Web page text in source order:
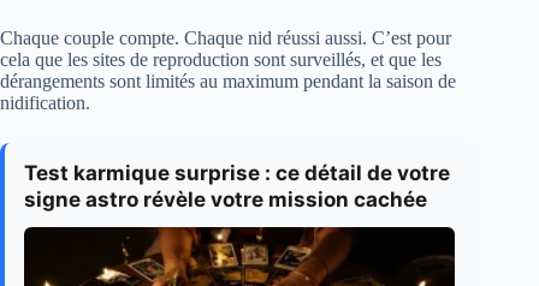
Chaque couple compte. Chaque nid réussi aussi. C’est pour
cela que les sites de reproduction sont surveillés, et que les
dérangements sont limités au maximum pendant la saison de
nidification.
Test karmique surprise : ce détail de votre
signe astro révèle votre mission cachée